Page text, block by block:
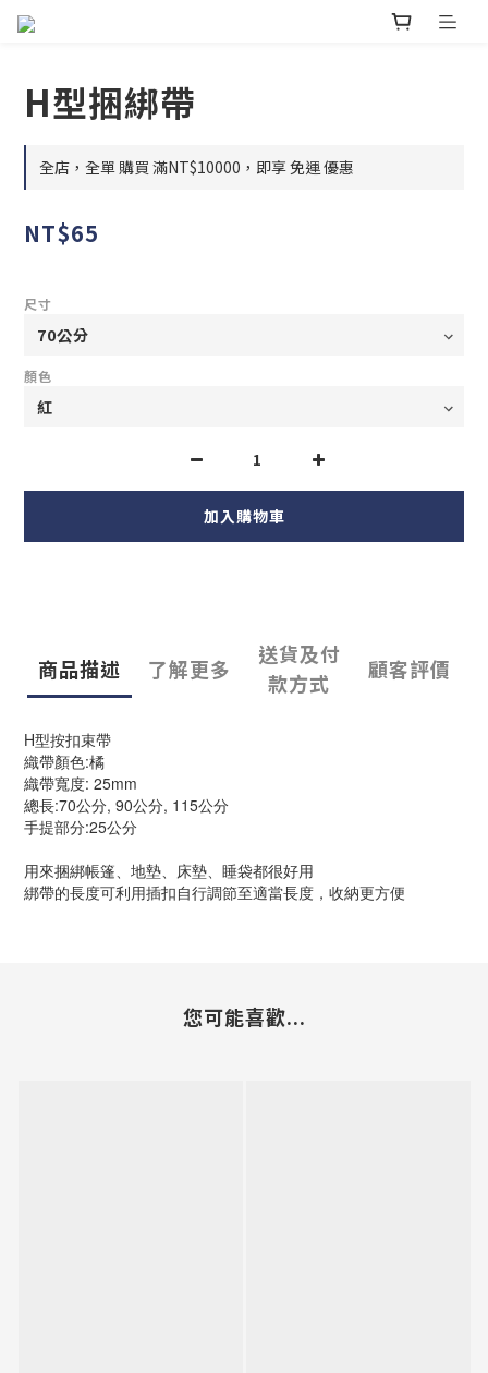
H型捆綁帶
全店，全單 購買 滿NT$10000，即享 免運 優惠
NT$65
尺寸
顏色
加入購物車
商品描述 了解更多
送貨及付
款方式
顧客評價
H型按扣束帶
織帶顏色:橘
織帶寬度: 25mm
總長:70公分, 90公分, 115公分
手提部分:25公分
用來捆綁帳篷、地墊、床墊、睡袋都很好用
綁帶的長度可利用插扣自行調節至適當長度，收納更方便
您可能喜歡...